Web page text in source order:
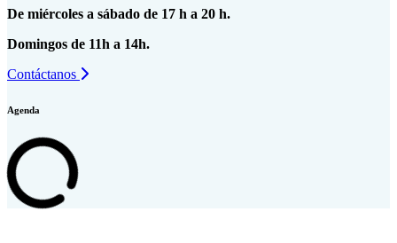
De miércoles a sábado de 17 h a 20 h.
Domingos de 11h a 14h.
Contáctanos
Agenda